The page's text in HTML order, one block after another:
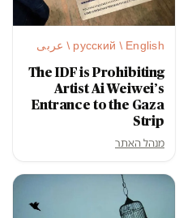
русский / English / عربى
The IDF is Prohibiting
Artist Ai Weiwei’s
Entrance to the Gaza
Strip
מנהל האתר